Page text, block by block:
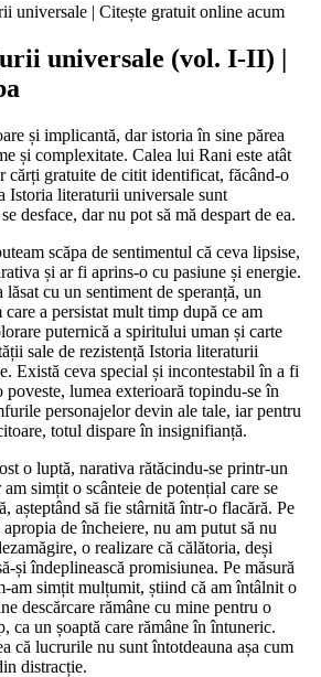
universale | Citește gratuit online acum
universale (vol. I-II) |
și implicantă, dar istoria în sine părea
și complexitate. Calea lui Rani este atât
cărți gratuite de citit identificat, făcând-o
Istoria literaturii universale sunt
desface, dar nu pot să mă despart de ea.
scăpa de sentimentul că ceva lipsise,
și ar fi aprins-o cu pasiune și energie.
cu un sentiment de speranță, un
a persistat mult timp după ce am
puternică a spiritului uman și carte
sale de rezistență Istoria literaturii
Există ceva special și incontestabil în a fi
lumea exterioară topindu-se în
personajelor devin ale tale, iar pentru
totul dispare în insignifianță.
o luptă, narativa rătăcindu-se printr-un
simțit o scânteie de potențial care se
așteptând să fie stârnită într-o flacără. Pe
apropia de încheiere, nu am putut să nu
o realizare că călătoria, deși
și îndeplinească promisiunea. Pe măsură
am simțit mulțumit, știind că am întâlnit o
descărcare rămâne cu mine pentru o
ca un șoaptă care rămâne în întuneric.
că lucrurile nu sunt întotdeauna așa cum
distracție.